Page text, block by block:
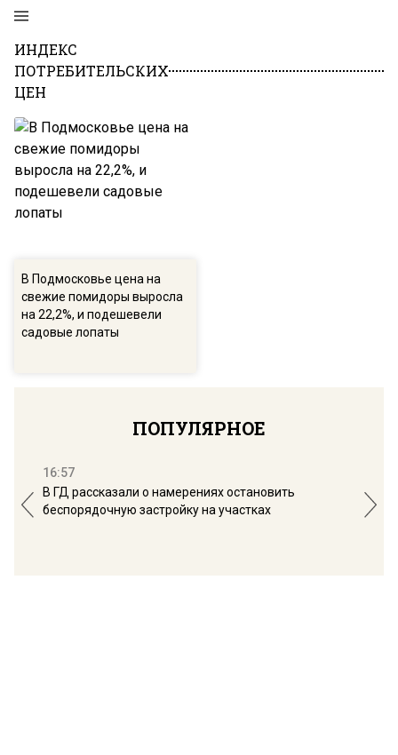
ИНДЕКС
ПОТРЕБИТЕЛЬСКИХ
ЦЕН
В Подмосковье цена на
свежие помидоры выросла
на 22,2%, и подешевели
садовые лопаты
ПОПУЛЯРНОЕ
16:57
В ГД рассказали о намерениях остановить
беспорядочную застройку на участках